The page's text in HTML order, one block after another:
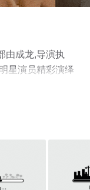
由成龙,导演执
星演员精彩演绎
整版电影大全就